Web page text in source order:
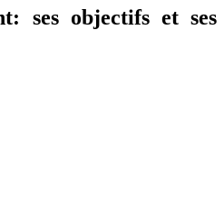
ses objectifs et ses